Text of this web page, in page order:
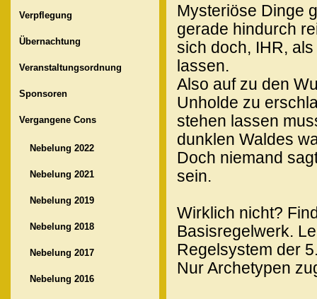
Verpflegung
Übernachtung
Veranstaltungsordnung
Sponsoren
Vergangene Cons
Nebelung 2022
Nebelung 2021
Nebelung 2019
Nebelung 2018
Nebelung 2017
Nebelung 2016
Mysteriöse Dinge
gerade hindurch
sich doch, IHR,
lassen.
Also auf zu den
Unholde zu
stehen lassen
dunklen Waldes
Doch niemand
sein.
Wirklich nicht?
Basisregelwerk.
Regelsystem der
Nur Archetypen